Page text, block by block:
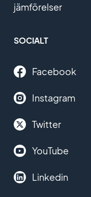
jämförelser
SOCIALT
Facebook
Instagram
Twitter
YouTube
Linkedin